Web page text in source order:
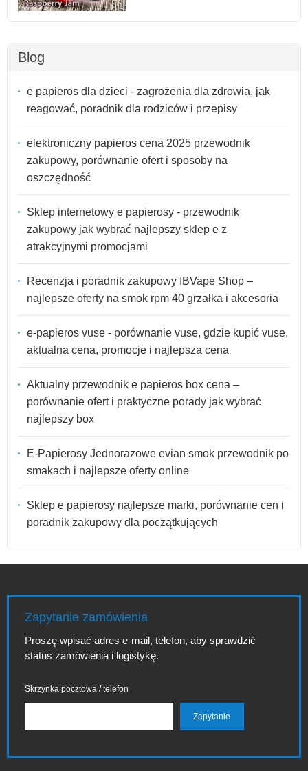
Blog
e papieros dla dzieci - zagrożenia dla zdrowia, jak
reagować, poradnik dla rodziców i przepisy
elektroniczny papieros cena 2025 przewodnik
zakupowy, porównanie ofert i sposoby na
oszczędność
Sklep internetowy e papierosy - przewodnik
zakupowy jak wybrać najlepszy sklep e z
atrakcyjnymi promocjami
Recenzja i poradnik zakupowy IBVape Shop –
najlepsze oferty na smok rpm 40 grzałka i akcesoria
e-papieros vuse - porównanie vuse, gdzie kupić vuse,
aktualna cena, promocje i najlepsza cena
Aktualny przewodnik e papieros box cena –
porównanie ofert i praktyczne porady jak wybrać
najlepszy box
E-Papierosy Jednorazowe evian smok przewodnik po
smakach i najlepsze oferty online
Sklep e papierosy najlepsze marki, porównanie cen i
poradnik zakupowy dla początkujących
Zapytanie zamówienia
Proszę wpisać adres e-mail, telefon, aby sprawdzić
status zamówienia i logistykę.
Skrzynka pocztowa / telefon